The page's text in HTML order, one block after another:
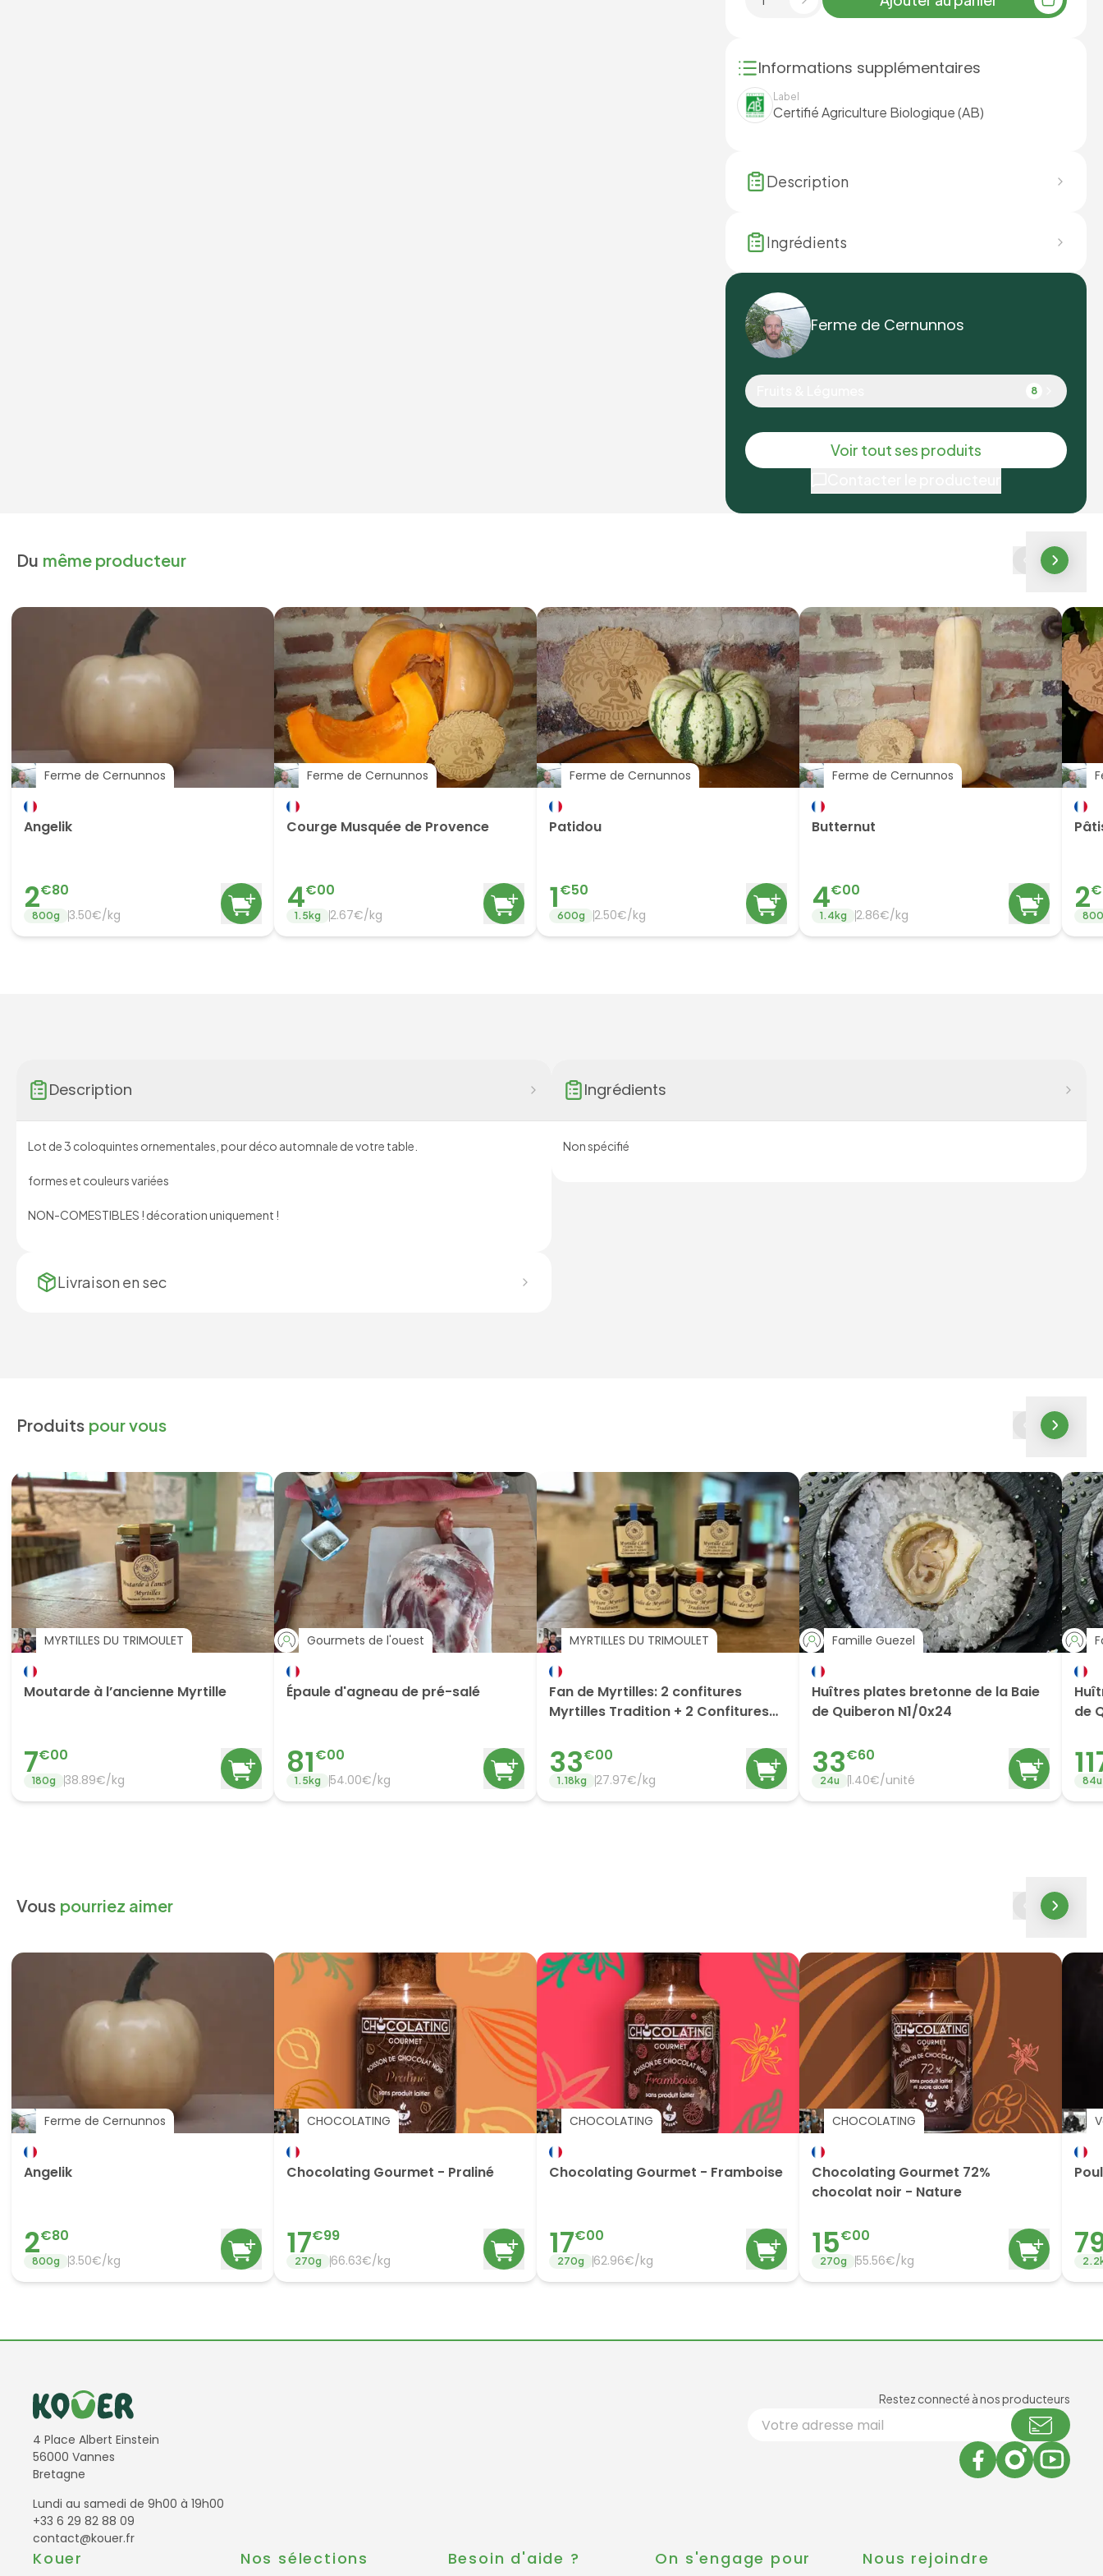
Informations supplémentaires
Label
Certifié Agriculture Biologique (AB)
Description
Ingrédients
Ferme de Cernunnos
8
Voir tout ses produits
Du même producteur
Ferme de Cernunnos
Angelik
2€80
800g 3.50€/kg
Ferme de Cernunnos
Courge Musquée de Provence
4€00
1.5kg 2.67€/kg
Ferme de Cernunnos
Patidou
1€50
600g 2.50€/kg
Ferme de Cernunnos
Butternut
4€00
1.4kg 2.86€/kg 2€
800
Description
Lot de 3 coloquintes ornementales, pour déco automnale de votre table.
formes et couleurs variées
NON-COMESTIBLES ! décoration uniquement !
Livraison en sec
Ingrédients
Non spécifié
Produits pour vous
MYRTILLES DU TRIMOULET
Moutarde à l’ancienne Myrtille
7€00
180g 38.89€/kg
Gourmets de l'ouest
Épaule d'agneau de pré-salé
81€00
1.5kg 54.00€/kg
MYRTILLES DU TRIMOULET
Fan de Myrtilles: 2 confitures
Myrtilles Tradition + 2 Confitures
33€00
1.18kg 27.97€/kg
Famille Guezel
Huîtres plates bretonne de la Baie
de Quiberon N1/0x24
33€60
24u 1.40€/unité
de
84u
Vous pourriez aimer
Ferme de Cernunnos
Angelik
2€80
800g 3.50€/kg
CHOCOLATING
Chocolating Gourmet - Praliné
17€99
270g 66.63€/kg
CHOCOLATING
Chocolating Gourmet - Framboise
17€00
270g 62.96€/kg
CHOCOLATING
Chocolating Gourmet 72%
chocolat noir - Nature
15€00
270g 55.56€/kg 2.2
Informations de contact
4 Place Albert Einstein
56000 Vannes
Bretagne
Lundi au samedi de 9h00 à 19h00
+33 6 29 82 88 09
contact@kouer.fr
Restez connecté à nos producteurs
Votre adresse email
Kouer Nos sélections Besoin d'aide ? On s'engage pour Nous rejoindre